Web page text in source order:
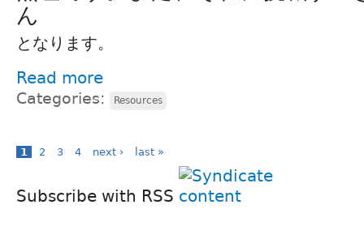
ん
となります。
Read more
Categories: Resources
1 2 3 4 next › last »
Subscribe with RSS